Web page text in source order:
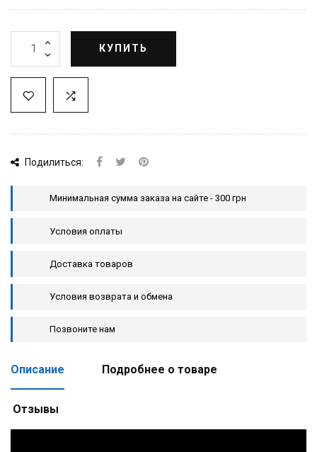
КУПИТЬ
Подилиться:
Минимальная сумма заказа на сайте - 300 грн
Условия оплаты
Доставка товаров
Условия возврата и обмена
Позвоните нам
Описание Подробнее о товаре
Отзывы